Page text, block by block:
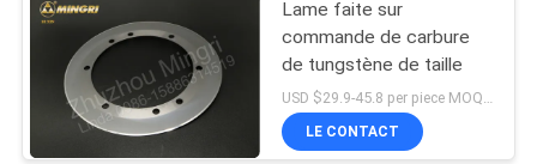
Lame faite sur
commande de carbure
de tungstène de taille
LE CONTACT